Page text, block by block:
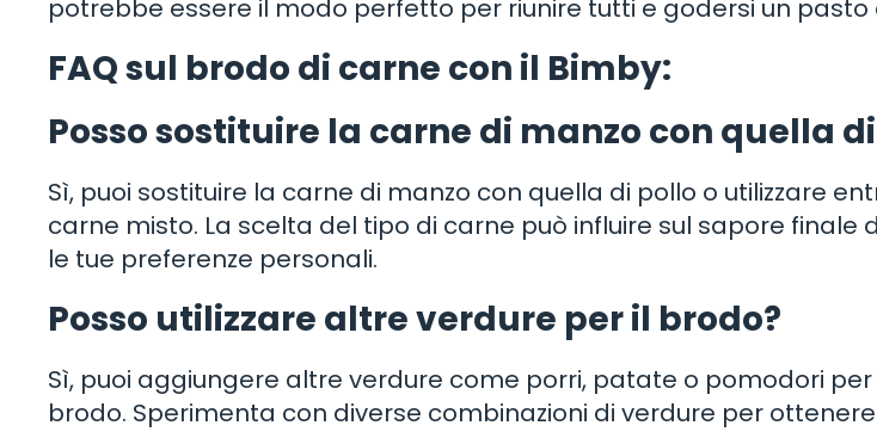
potrebbe essere il modo perfetto per riunire tutti e godersi un
FAQ sul brodo di carne con il Bimby:
Posso sostituire la carne di manzo con quella
Sì, puoi sostituire la carne di manzo con quella di pollo o utilizzare
carne misto. La scelta del tipo di carne può influire sul sapore finale
le tue preferenze personali.
Posso utilizzare altre verdure per il brodo?
Sì, puoi aggiungere altre verdure come porri, patate o pomodori
brodo. Sperimenta con diverse combinazioni di verdure per